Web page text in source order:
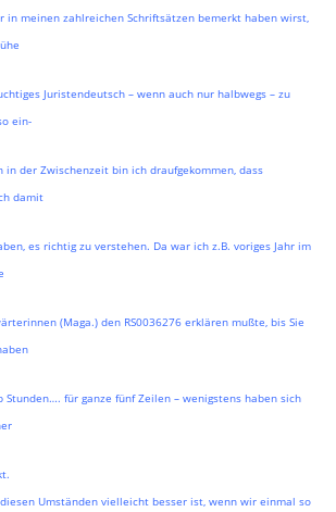
in meinen zahlreichen Schriftsätzen bemerkt haben wirst,
Juristendeutsch – wenn auch nur halbwegs – zu
ein-
in der Zwischenzeit bin ich draufgekommen, dass
damit
es richtig zu verstehen. Da war ich z.B. voriges Jahr im
(Maga.) den RS0036276 erklären mußte, bis Sie
Stunden…. für ganze fünf Zeilen – wenigstens haben sich
Umständen vielleicht besser ist, wenn wir einmal so